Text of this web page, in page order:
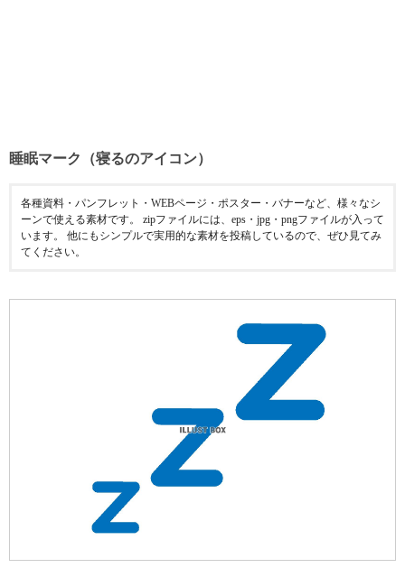
睡眠マーク（寝るのアイコン）
各種資料・パンフレット・WEBページ・ポスター・バナーなど、様々なシ
ーンで使える素材です。 zipファイルには、eps・jpg・pngファイルが入って
います。 他にもシンプルで実用的な素材を投稿しているので、ぜひ見てみ
てください。